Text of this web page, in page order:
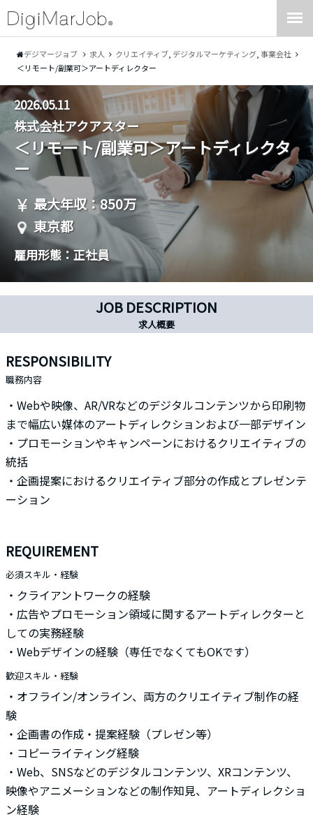
デジマージョブ 求人 クリエイティブ デジタルマーケティング ,事業会社
＜リモート/副業可＞アートディレクター
2026.05.11
株式会社アクアスター
＜リモート/副業可＞アートディレクタ
ー
最大年収：850万
東京都
雇用形態：正社員
JOB DESCRIPTION
求人概要
RESPONSIBILITY
職務内容
・Webや映像、AR/VRなどのデジタルコンテンツから印刷物
まで幅広い媒体のアートディレクションおよび一部デザイン
・プロモーションやキャンペーンにおけるクリエイティブの
統括
・企画提案におけるクリエイティブ部分の作成とプレゼンテ
ーション
REQUIREMENT
必須スキル・経験
・クライアントワークの経験
・広告やプロモーション領域に関するアートディレクターと
しての実務経験
・Webデザインの経験（専任でなくてもOKです）
歓迎スキル・経験
・オフライン/オンライン、両方のクリエイティブ制作の経
験
・企画書の作成・提案経験（プレゼン等）
・コピーライティング経験
・Web、SNSなどのデジタルコンテンツ、XRコンテンツ、
映像やアニメーションなどの制作知見、アートディレクショ
ン経験